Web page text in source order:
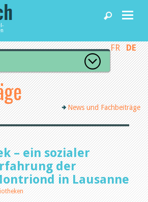
FR DE
News und Fachbeiträge
– ein sozialer
der
in Lausanne